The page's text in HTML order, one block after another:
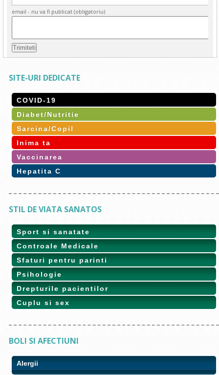
email - nu va fi publicat (obligatoriu)
SITE-URI DEDICATE
COVID-19
Diabet/Nutritie
Sarcina/Copil
Inima ta
Vaccinarea
Hepatita C
STIL DE VIATA SANATOS
Sport si sanatate
Controale Medicale
Sfaturi pentru parinti
Psihologie
Drepturile pacientilor
Cuplu si sex
BOLI SI AFECTIUNI
Alergii